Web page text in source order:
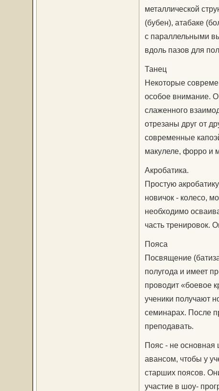
металлической
(бубен), атабаке
с параллельными
вдоль пазов для
Танец
Некоторые
особое внимание.
слаженного
отрезаны друг от
современные
макулеле, форро и
Акробатика.
Простую
новичок - колесо,
необходимо
часть тренировок.
Пояса
Посвящение
полугода и имеет
проводит «боевое
ученики получают
семинарах. После
преподавать.
Пояс - не основная
авансом, чтобы у
старших поясов.
участие в шоу-